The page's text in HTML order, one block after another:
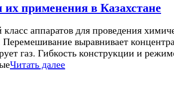
применения в Казахстане
аппаратов для проведения
выравнивает
газ. Гибкость конструкции и
Читать далее